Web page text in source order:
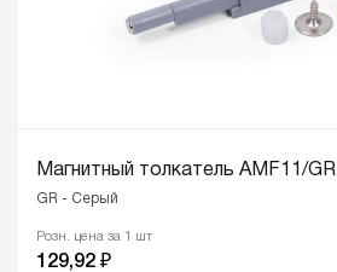
Магнитный толкатель AMF11/GR
GR - Серый
Розн. цена за 1 шт
129,92 ₽